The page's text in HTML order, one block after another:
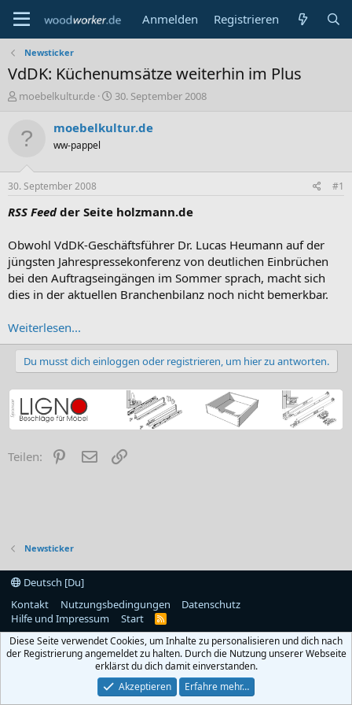
Anmelden Registrieren
Newsticker
VdDK: Küchenumsätze weiterhin im Plus
E
t
e
r
moebelkultur.de
E
s
a
30. September 2008
moebelkultur.de
ww-pappel
30. September 2008 #1
RSS Feedder Seite holzmann.de
Obwohl VdDK-Geschäftsführer Dr. Lucas Heumann auf der
jüngsten Jahrespressekonferenz von deutlichen Einbrüchen
bei den Auftragseingängen im Sommer sprach, macht sich
dies in der aktuellen Branchenbilanz noch nicht bemerkbar.
Weiterlesen...
Du musst dich einloggen oder registrieren, um hier zu antworten.
Teilen: PinterestE-Mail
Newsticker
Deutsch [Du]
Kontakt
Nutzungsbedingungen
Datenschutz
Hilfe und Impressum
Start
R
S
Diese Seite verwendet Cookies, um Inhalte zu personalisieren und dich nach
der Registrierung angemeldet zu halten. Durch die Nutzung unserer Webseite
erklärst du dich damit einverstanden.
Akzeptieren
Erfahre mehr…